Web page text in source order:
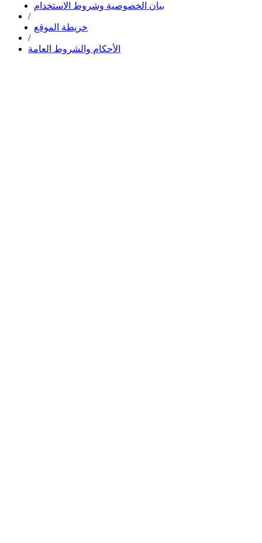
بيان الخصوصية وشروط الاستخدام
/
خريطة الموقع
/
الأحكام والشروط العامة